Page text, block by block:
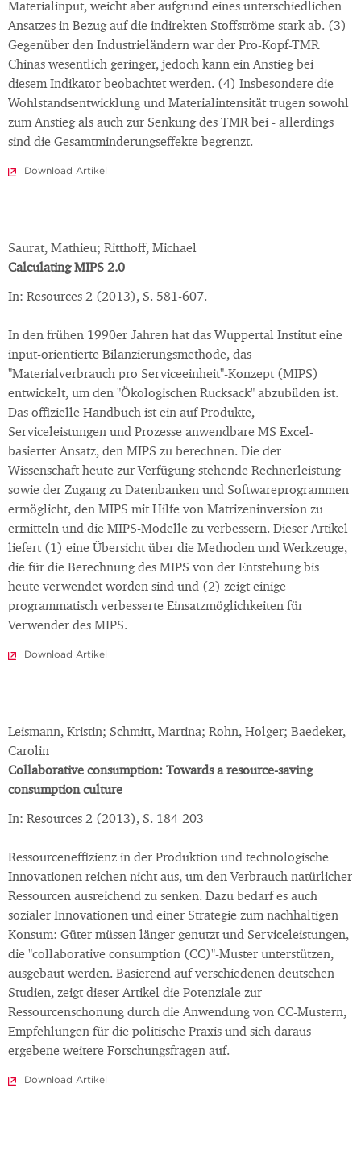
Materialinput, weicht aber aufgrund eines unterschiedlichen
Ansatzes in Bezug auf die indirekten Stoffströme stark ab. (3)
Gegenüber den Industrieländern war der Pro-Kopf-TMR
Chinas wesentlich geringer, jedoch kann ein Anstieg bei
diesem Indikator beobachtet werden. (4) Insbesondere die
Wohlstandsentwicklung und Materialintensität trugen sowohl
zum Anstieg als auch zur Senkung des TMR bei - allerdings
sind die Gesamtminderungseffekte begrenzt.
Download Artikel
Saurat, Mathieu; Ritthoff, Michael
Calculating MIPS 2.0
In: Resources 2 (2013), S. 581-607.
In den frühen 1990er Jahren hat das Wuppertal Institut eine
input-orientierte Bilanzierungsmethode, das
"Materialverbrauch pro Serviceeinheit"-Konzept (MIPS)
entwickelt, um den "Ökologischen Rucksack" abzubilden ist.
Das offizielle Handbuch ist ein auf Produkte,
Serviceleistungen und Prozesse anwendbare MS Excel-
basierter Ansatz, den MIPS zu berechnen. Die der
Wissenschaft heute zur Verfügung stehende Rechnerleistung
sowie der Zugang zu Datenbanken und Softwareprogrammen
ermöglicht, den MIPS mit Hilfe von Matrizeninversion zu
ermitteln und die MIPS-Modelle zu verbessern. Dieser Artikel
liefert (1) eine Übersicht über die Methoden und Werkzeuge,
die für die Berechnung des MIPS von der Entstehung bis
heute verwendet worden sind und (2) zeigt einige
programmatisch verbesserte Einsatzmöglichkeiten für
Verwender des MIPS.
Download Artikel
Leismann, Kristin; Schmitt, Martina; Rohn, Holger; Baedeker,
Carolin
Collaborative consumption: Towards a resource-saving
consumption culture
In: Resources 2 (2013), S. 184-203
Ressourceneffizienz in der Produktion und technologische
Innovationen reichen nicht aus, um den Verbrauch natürlicher
Ressourcen ausreichend zu senken. Dazu bedarf es auch
sozialer Innovationen und einer Strategie zum nachhaltigen
Konsum: Güter müssen länger genutzt und Serviceleistungen,
die "collaborative consumption (CC)"-Muster unterstützen,
ausgebaut werden. Basierend auf verschiedenen deutschen
Studien, zeigt dieser Artikel die Potenziale zur
Ressourcenschonung durch die Anwendung von CC-Mustern,
Empfehlungen für die politische Praxis und sich daraus
ergebene weitere Forschungsfragen auf.
Download Artikel